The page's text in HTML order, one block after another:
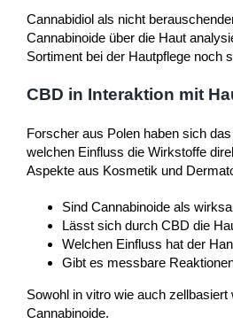
Cannabidiol als nicht
Cannabinoide über die Haut
Sortiment bei der Hautpflege noch
CBD in Interaktion mit
Forscher aus Polen haben sich
welchen Einfluss die Wirkstoffe
Aspekte aus Kosmetik und
Sind Cannabinoide als
Lässt sich durch CBD die
Welchen Einfluss hat der
Gibt es messbare
Sowohl in vitro wie auch
Cannabinoide.